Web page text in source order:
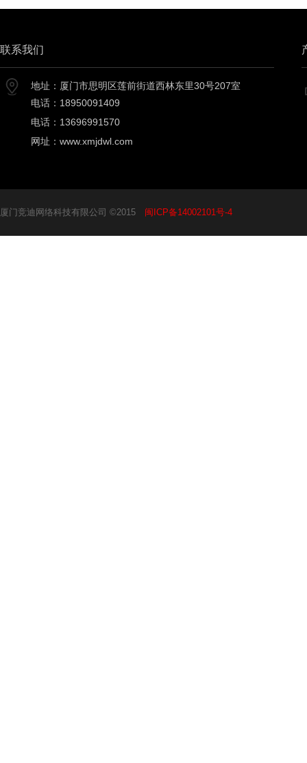
联系我们
地址：厦门市思明区莲前街道西林东里30号207室
电话：18950091409
电话：13696991570
网址： www.xmjdwl.com
厦门竞迪网络科技有限公司 ©2015 闽ICP备14002101号-4